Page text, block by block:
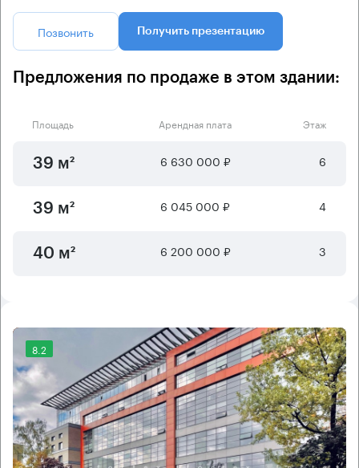
Позвонить Получить презентацию
Предложения по продаже в этом здании:
Площадь Арендная плата Этаж
39 м² 6 630 000 ₽ 6
39 м² 6 045 000 ₽ 4
40 м² 6 200 000 ₽ 3
8.2